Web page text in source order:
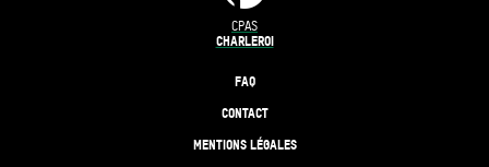
CPAS
CHARLEROI
FAQ
CONTACT
MENTIONS LÉGALES